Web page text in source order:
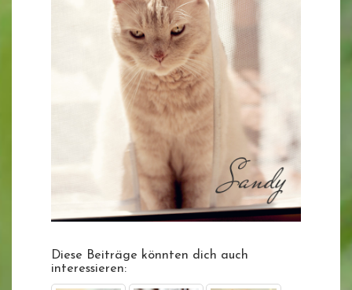
Diese Beiträge könnten dich auch
interessieren: